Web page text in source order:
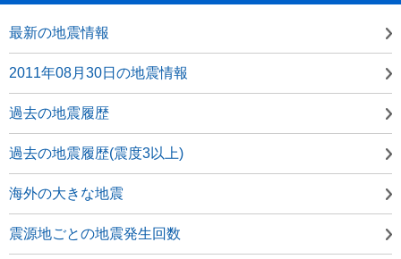
最新の地震情報
2011年08月30日の地震情報
過去の地震履歴
過去の地震履歴(震度3以上)
海外の大きな地震
震源地ごとの地震発生回数